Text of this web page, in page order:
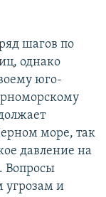
шагов по
однако
юго-
море, так
давление на
Вопросы
угрозам и